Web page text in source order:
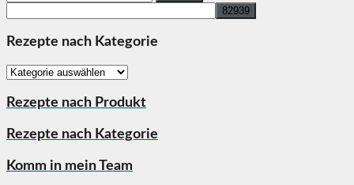
for:
Rezepte nach Kategorie
Rezepte
Kategorie
Rezepte nach Produkt
Rezepte nach Kategorie
Komm in mein Team